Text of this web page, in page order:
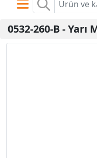
0532-260-B-Yarı